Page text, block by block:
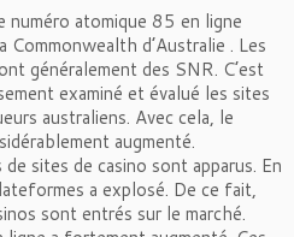
numéro atomique 85 en ligne
Commonwealth d’Australie . Les
généralement des SNR. C’est
examiné et évalué les sites
australiens. Avec cela, le
augmenté.
sites de casino sont apparus. En
a explosé. De ce fait,
sont entrés sur le marché.